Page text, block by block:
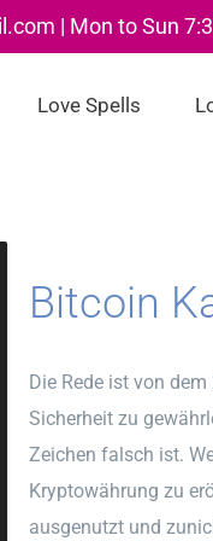
| Mon to Sun
Love Spells
Bitcoin
Die Rede ist von
Sicherheit zu
Zeichen falsch ist.
Kryptowährung zu
ausgenutzt und